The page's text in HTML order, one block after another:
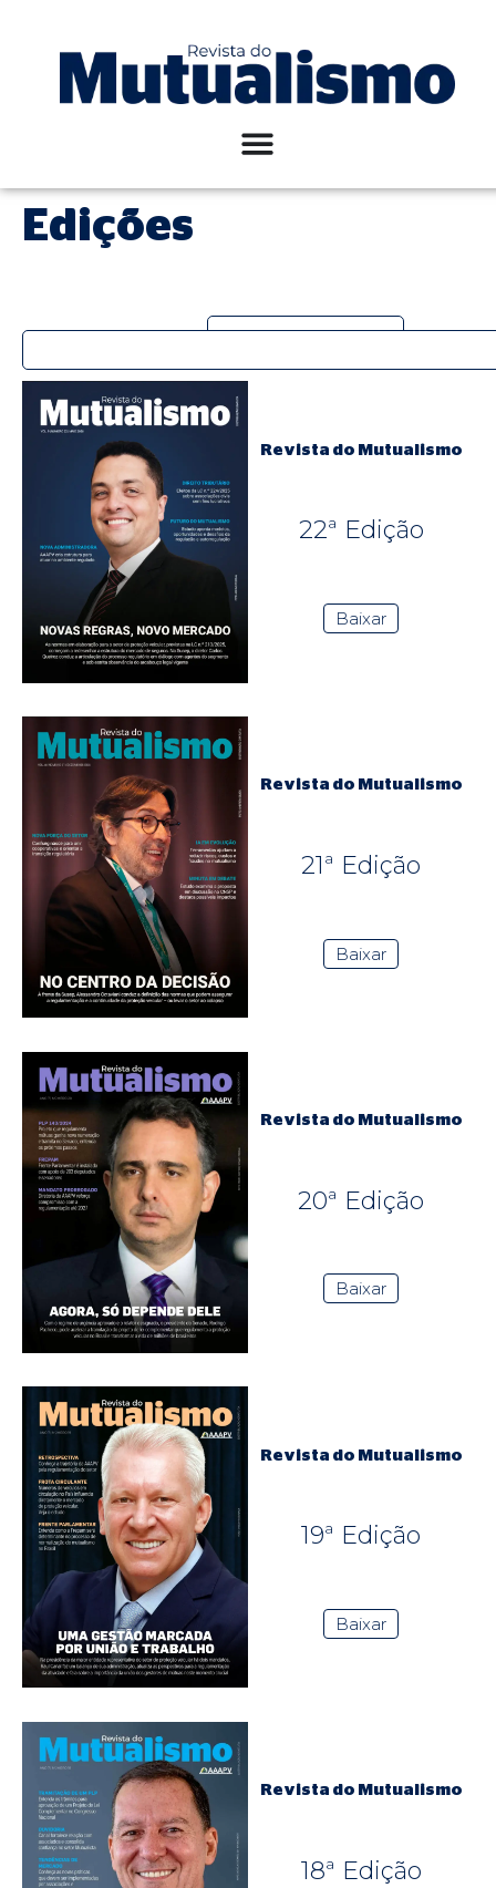
Edições
Revistas Edições Especiais
Revista do Mutualismo
22ª Edição
Baixar
Revista do Mutualismo
21ª Edição
Baixar
Revista do Mutualismo
20ª Edição
Baixar
Revista do Mutualismo
19ª Edição
Baixar
Revista do Mutualismo
18ª Edição